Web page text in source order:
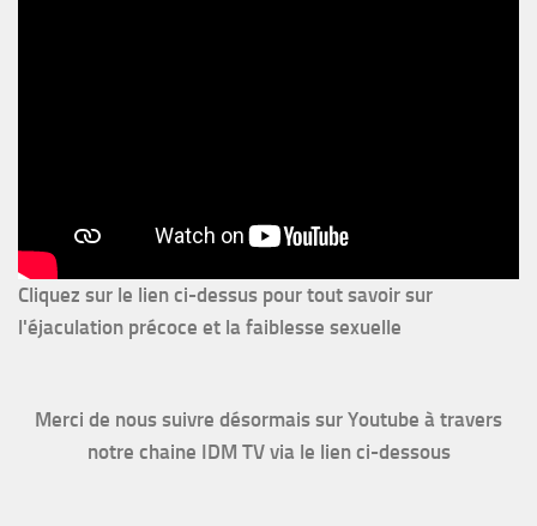
Cliquez sur le lien ci-dessus pour tout savoir sur
l'éjaculation précoce et la faiblesse sexuelle
Merci de nous suivre désormais sur Youtube à travers
notre chaine IDM TV via le lien ci-dessous